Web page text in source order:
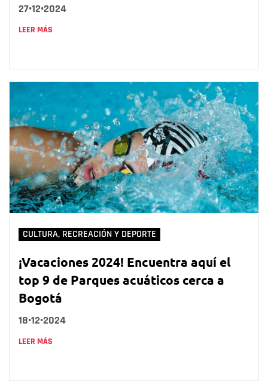
27•12•2024
LEER MÁS
CULTURA, RECREACIÓN Y DEPORTE
¡Vacaciones 2024! Encuentra aquí el
top 9 de Parques acuáticos cerca a
Bogotá
18•12•2024
LEER MÁS